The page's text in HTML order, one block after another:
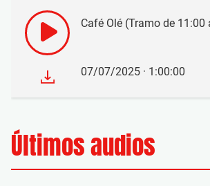
Café Olé (Tramo de 11:00
07/07/2025 · 1:00:00
Últimos audios